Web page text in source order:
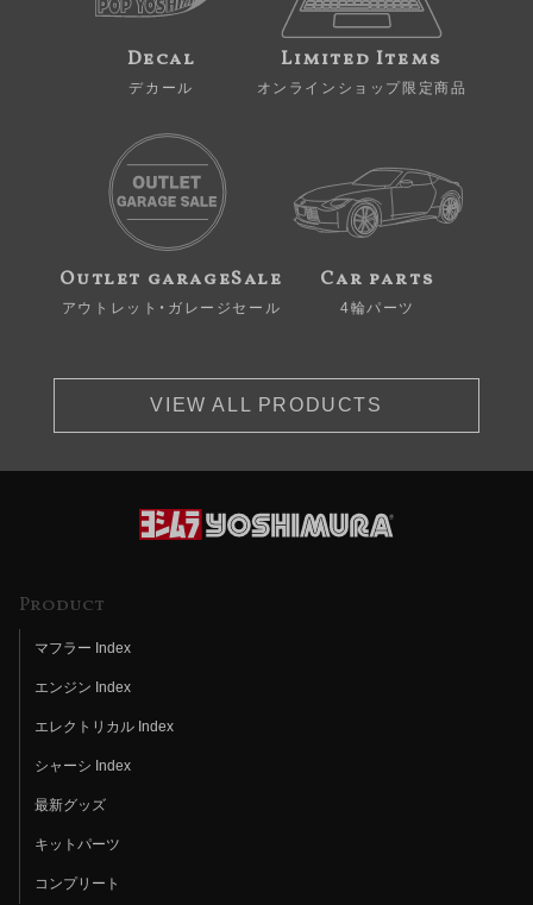
Decal
デカール
Limited Items
オンラインショップ限定商品
Outlet garageSale
アウトレット・ガレージセール
Car parts
4輪パーツ
VIEW ALL PRODUCTS
Product
マフラー Index
エンジン Index
エレクトリカル Index
シャーシ Index
最新グッズ
キットパーツ
コンプリート